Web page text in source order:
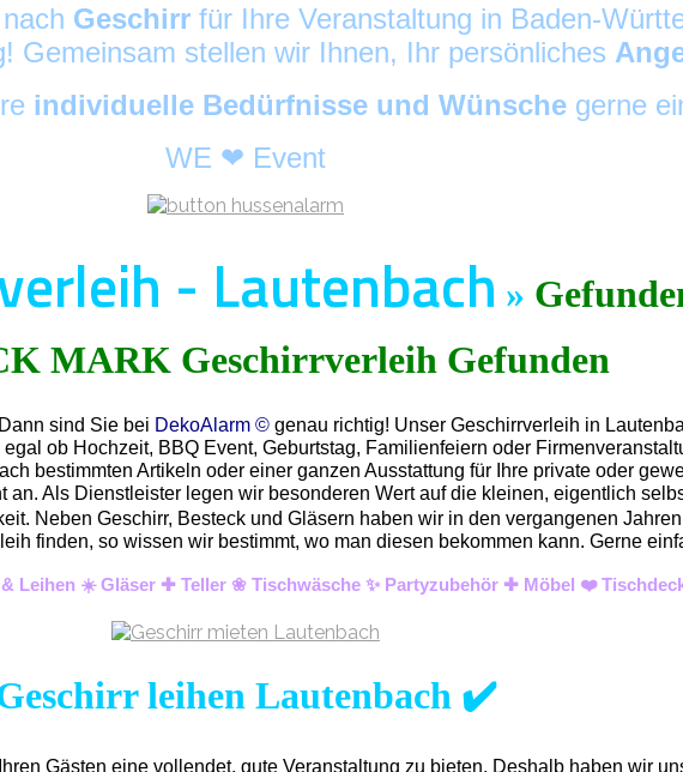
Geschirr für Ihre Veranstaltung in Baden-
Gemeinsam stellen wir Ihnen, Ihr persönliches
individuelle Bedürfnisse und Wünsche gerne
WE ❤ Event
- Lautenbach »
sind Sie bei DekoAlarm ©genau richtig! Unser Geschirrverleih in
ob Hochzeit, BBQ Event, Geburtstag, Familienfeiern oder
bestimmten Artikeln oder einer ganzen Ausstattung für Ihre private oder
Als Dienstleister legen wir besonderen Wert auf die kleinen, eigentlich
Neben Geschirr, Besteck und Gläsern haben wir in den vergangenen
finden, so wissen wir bestimmt, wo man diesen bekommen kann. Gerne
Leihen ☀️ Gläser ✚ Teller ❀ Tischwäsche ✨ Partyzubehör ✚ Möbel ❤️
leihen Lautenbach ✔️
Gästen eine vollendet, gute Veranstaltung zu bieten. Deshalb haben wir